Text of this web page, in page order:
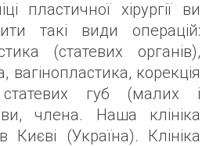
пластичної хірургії ви
такі види операцій:
(статевих органів),
вагінопластика, корекція
губ (малих і
члена. Наша клініка
Києві (Україна). Клініка